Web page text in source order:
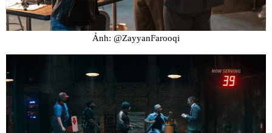
Ảnh: @ZayyanFarooqi